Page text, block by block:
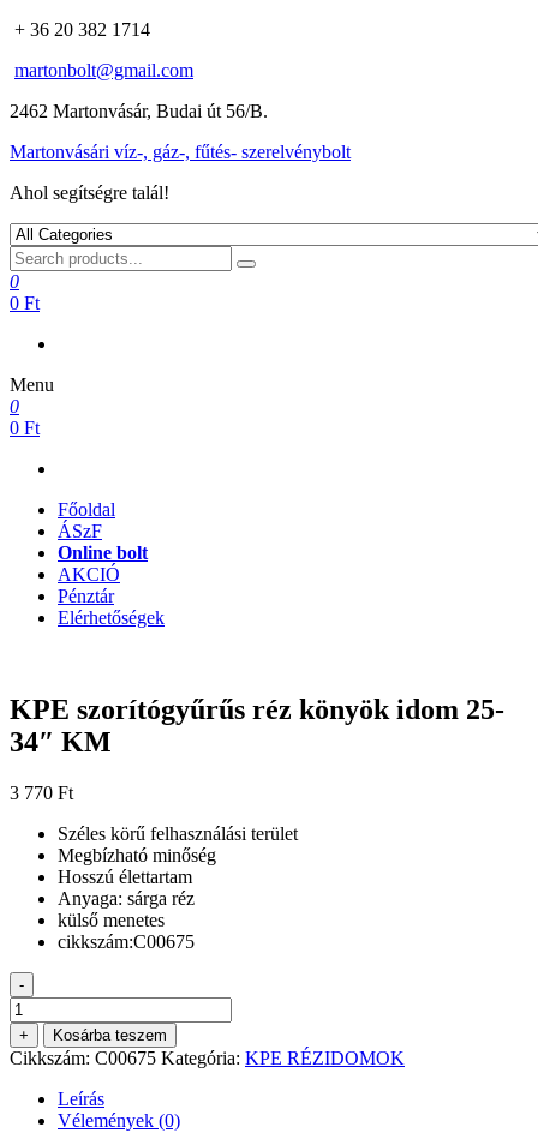
+ 36 20 382 1714
martonbolt@gmail.com
2462 Martonvásár, Budai út 56/B.
Martonvásári víz-, gáz-, fűtés- szerelvénybolt
Ahol segítségre talál!
0
0 Ft
Menu
0
0 Ft
Főoldal
ÁSzF
Online bolt
AKCIÓ
Pénztár
Elérhetőségek
KPE szorítógyűrűs réz könyök idom 25-
34″ KM
3 770 Ft
Széles körű felhasználási terület
Megbízható minőség
Hosszú élettartam
Anyaga: sárga réz
külső menetes
cikkszám:C00675
-
KPE
szorítógyűrűs
réz
könyök
idom
+ Kosárba teszem
Cikkszám: C00675 Kategória: KPE RÉZIDOMOK
Leírás
Vélemények (0)